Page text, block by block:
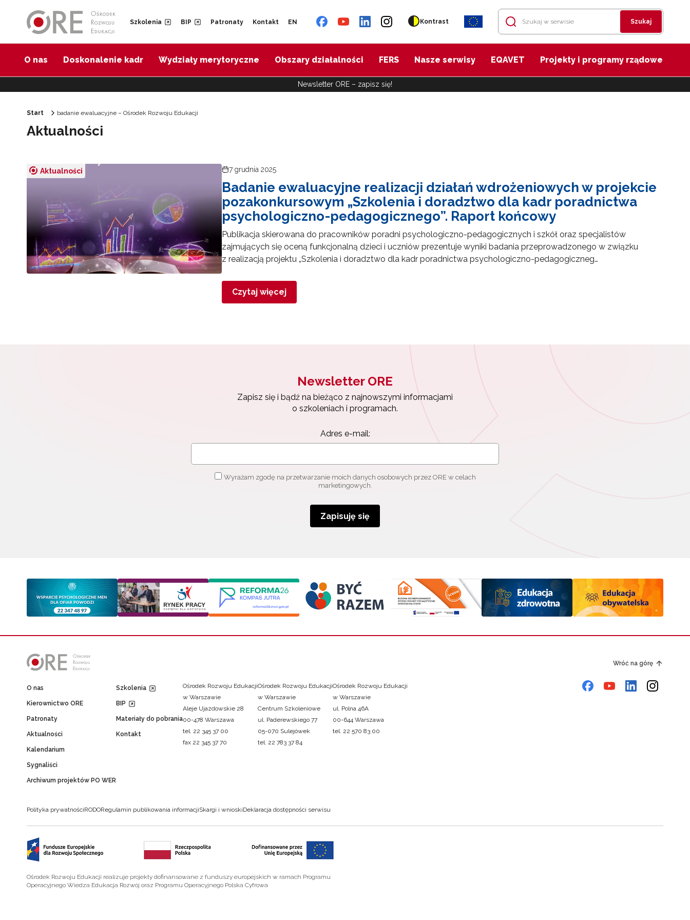
Szkolenia BIP Patronaty Kontakt EN Kontrast Szukaj
O nas Doskonalenie kadr Wydziały merytoryczne Obszary działalności FERS Nasze serwisy EQAVET Projekty i programy rządowe
Newsletter ORE – zapisz się!
Start badanie ewaluacyjne – Ośrodek Rozwoju Edukacji
Aktualności
Aktualności 7 grudnia 2025
Badanie ewaluacyjne realizacji działań wdrożeniowych w projekcie
pozakonkursowym „Szkolenia i doradztwo dla kadr poradnictwa
psychologiczno-pedagogicznego”. Raport końcowy
Publikacja skierowana do pracowników poradni psychologiczno-pedagogicznych i szkół oraz specjalistów
zajmujących się oceną funkcjonalną dzieci i uczniów prezentuje wyniki badania przeprowadzonego w związku
z realizacją projektu „Szkolenia i doradztwo dla kadr poradnictwa psychologiczno-pedagogiczneg…
Czytaj więcej
Newsletter ORE
Zapisz się i bądź na bieżąco z najnowszymi informacjami
o szkoleniach i programach.
Adres e-mail:
Wyrażam zgodę na przetwarzanie moich danych osobowych przez ORE w celach
marketingowych.
Zapisuję się
Wróć na górę
O nas
Kierownictwo ORE
Patronaty
Aktualności
Kalendarium
Sygnaliści
Archiwum projektów PO WER
Szkolenia
BIP
Materiały do pobrania
Kontakt
Ośrodek Rozwoju Edukacji
w Warszawie
Aleje Ujazdowskie 28
00-478 Warszawa
tel. 22 345 37 00
fax 22 345 37 70
Ośrodek Rozwoju Edukacji
w Warszawie
Centrum Szkoleniowe
ul. Paderewskiego 77
05-070 Sulejówek
tel. 22 783 37 84
Ośrodek Rozwoju Edukacji
w Warszawie
ul. Polna 46A
00-644 Warszawa
tel. 22 570 83 00
Polityka prywatnościRODORegulamin publikowania informacjiSkargi i wnioskiDeklaracja dostępności serwisu
Ośrodek Rozwoju Edukacji realizuje projekty dofinansowane z funduszy europejskich w ramach Programu
Operacyjnego Wiedza Edukacja Rozwój oraz Programu Operacyjnego Polska Cyfrowa